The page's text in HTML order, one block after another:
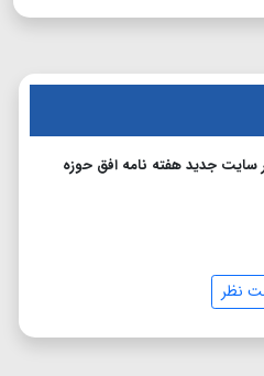
سایت جدید هفته نامه افق حوزه
نظر